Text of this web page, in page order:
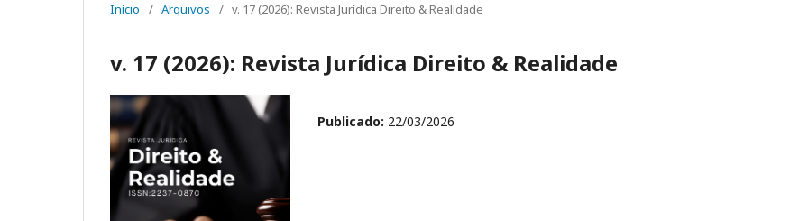
Início / Arquivos / v. 17 (2026): Revista Jurídica Direito & Realidade
v. 17 (2026): Revista Jurídica Direito & Realidade
Publicado: 22/03/2026